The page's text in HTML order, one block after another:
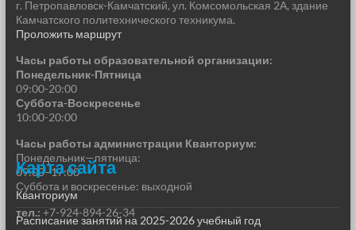
г. Петропавловск-Камчатский, ул. Комсомольская 2А, здание
Камчатского политехнического техникума.
Проложить маршрут
Часы работы образовательной организации:
Понедельник-Пятница
09:00-20:00
Суббота-Воскресенье
10:00-20:00
Часы работы администрации Кванториум:
Понедельник—пятница:
09:00–17:00
Суббота и воскресенье: выходной
тел.: +7-924-894-26-34
Карта сайта
Кванториум
Расписание занятий на 2025-2026 учебный год